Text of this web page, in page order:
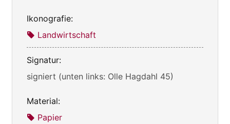
Ikonografie:
Landwirtschaft
Signatur:
signiert (unten links: Olle Hagdahl 45)
Material:
Papier